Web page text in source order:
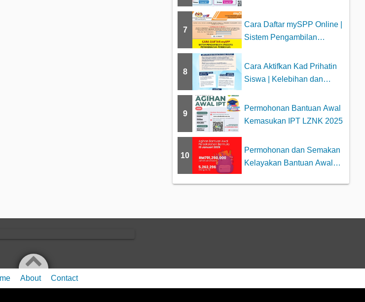
7
Cara Daftar mySPP Online |
Sistem Pengambilan
8
Cara Aktifkan Kad Prihatin
Siswa | Kelebihan dan
9
Permohonan Bantuan Awal
Kemasukan IPT LZNK 2025
10
Permohonan dan Semakan
Kelayakan Bantuan Awal
About Contact